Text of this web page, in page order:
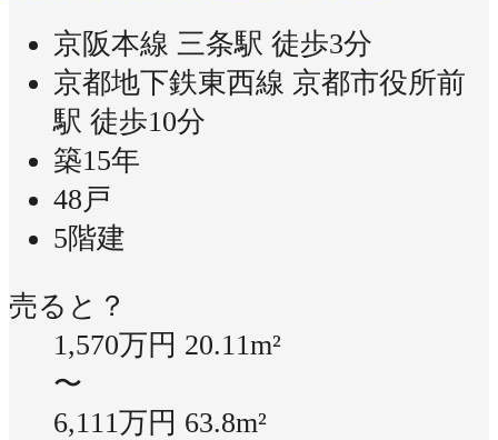
京阪本線 三条駅 徒歩3分
京都地下鉄東西線 京都市役所前
駅 徒歩10分
築15年
48戸
5階建
売ると？
1,570万円 20.11m²
〜
6,111万円 63.8m²